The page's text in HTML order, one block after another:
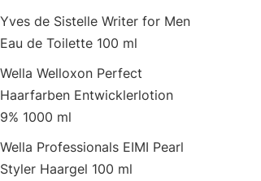
Yves de Sistelle Writer for Men
Eau de Toilette 100 ml
Wella Welloxon Perfect
Haarfarben Entwicklerlotion
9% 1000 ml
Wella Professionals EIMI Pearl
Styler Haargel 100 ml